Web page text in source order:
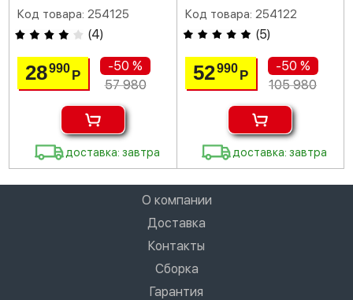
Код товара: 254125
(4)
28990Р
-50 %
57 980
доставка: завтра
Код товара: 254122
(5)
52990 Р
-50 %
105 980
доставка: завтра
О компании
Доставка
Контакты
Сборка
Гарантия